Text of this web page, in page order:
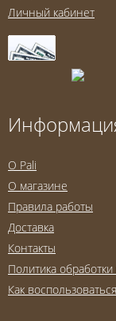
Личный кабинет
O Pali
О магазине
Правила работы
Доставка
Контакты
Политика
Как